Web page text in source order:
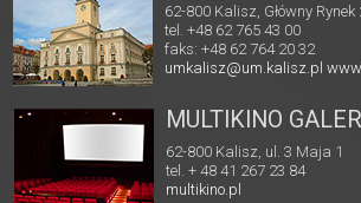
62-800 Kalisz, Główny Rynek
tel. +48 62 765 43 00
faks: +48 62 764 20 32
umkalisz@um.kalisz.pl
MULTIKINO
62-800 Kalisz, ul. 3 Maja 1
tel. + 48 41 267 23 84
multikino.pl